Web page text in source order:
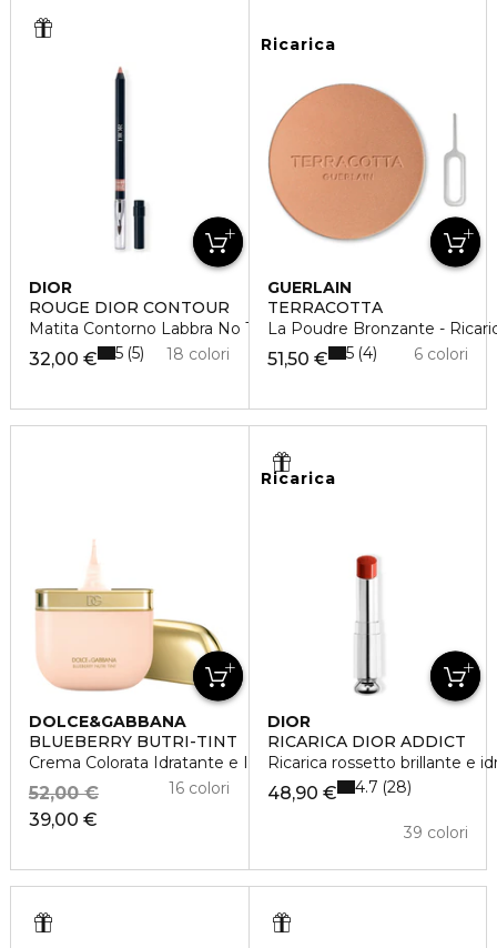
DIOR
ROUGE DIOR CONTOUR
Matita Contorno Labbra No Transfer - Lunga Tenuta
32,00 € 18 colori
5 5
Ricarica
GUERLAIN
TERRACOTTA
La Poudre Bronzante -
51,50 € 6 colori
5 4
DOLCE&GABBANA
BLUEBERRY BUTRI-TINT
Crema Colorata Idratante e Illuminante per la Pelle
39,00 €
52,00 € 16 colori
Ricarica
DIOR
RICARICA DIOR ADDICT
Ricarica rossetto brillante e
48,90 €
39 colori
4.7 28